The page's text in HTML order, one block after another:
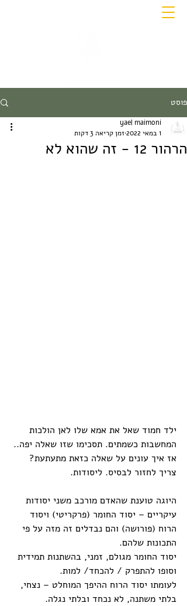
פוסט
הרהור 12 - זה שהוא לא
yael maimoni
1 במאי 2022
זמן קריאה 3 דקות
ילד חמוד שאל את אמא שלו לאן הולכות
המחשבות כשמתים. תסכימו שזו שאלה יפה..
אז איך עונים על שאלה כזאת מתעתעת?
צריך לחזור לבסיס. ליסודות.
היוגה טוענת שהאדם מורכב משני יסודות
עיקריים – יסוד החומר (פרקריטי) ויסוד
הרוח (פורושה) והם נבדלים זה מזה על פי
התכונות שלהם.
יסוד החומר מגולם, זמני, בהשתנות תמידית
וסופו להתפרק / להכחד/ למות.
לעומתו יסוד הרוח ההיפך המוחלט – נצחי,
בלתי משתנה, לא נכחד ובלתי נגלה.